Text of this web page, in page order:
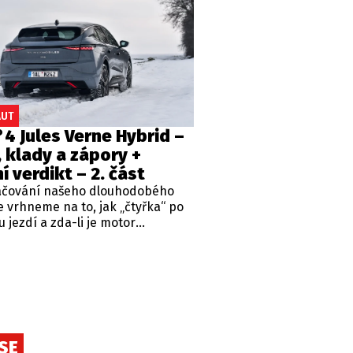
totiž 4 místa k sezení, přičemž
nejsou jen pro děti či
amputovanými končetinami. Je
komfortní, aby si posádka
na palubě?
Jules Verne Hybrid –
klady a zápory +
verdikt – 2. část
našeho dlouhodobého
vrhneme na to, jak „čtyřka“ po
jezdí a zda-li je motor